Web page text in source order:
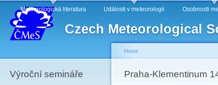
Czech Meteorological
Main menu
Meteorologická literatura Události v meteorologii Osobnosti
Výroční semináře You are here
Home
Praha-Klementinum